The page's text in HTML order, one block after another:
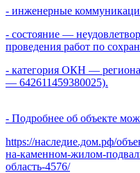
- инженерные
- состояние —
проведения работ по
- категория ОКН —
— 642611459380025).
- Подробнее об объекте
https://наследие.дом.рф/
на-каменном-жилом-
область-4576/